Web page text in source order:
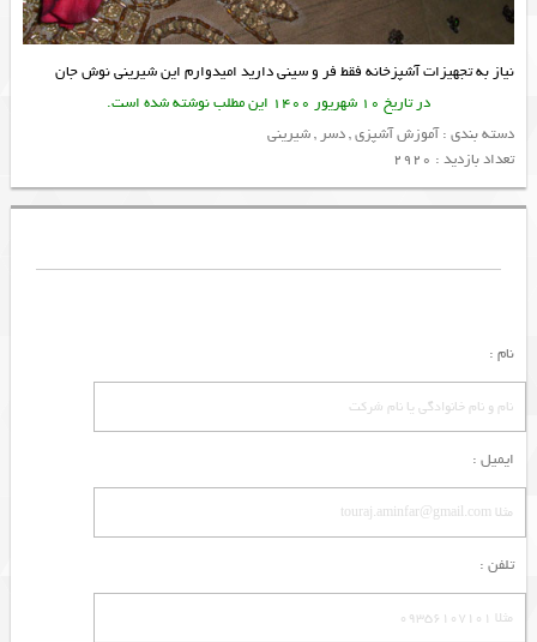
نیاز بهتجهیزات آشپزخانهفقط فر و سینی دارید امیدوارم اینشیرینینوش جان
در تاریخ 10 شهریور 1400 این مطلب نوشته شده است.
دسته بندی :آموزش آشپزی,دسر,شیرینی
تعداد بازدید : 2920
نام :
ایمیل :
تلفن :